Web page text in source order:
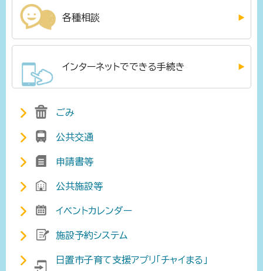
各種相談
インターネットでできる手続き
ごみ
公共交通
申請書等
公共施設等
イベントカレンダー
施設予約システム
日置市子育て支援アプリ「チャイまる」